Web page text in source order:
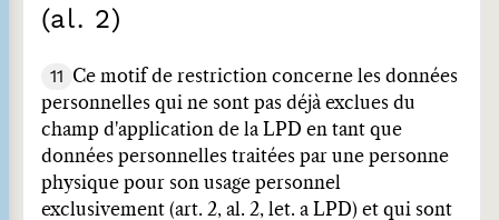
(al. 2)
11
Ce motif de restriction concerne les données
personnelles qui ne sont pas déjà exclues du
champ d'application de la LPD en tant que
données personnelles traitées par une personne
physique pour son usage personnel
exclusivement (art. 2, al. 2, let. a LPD) et qui sont